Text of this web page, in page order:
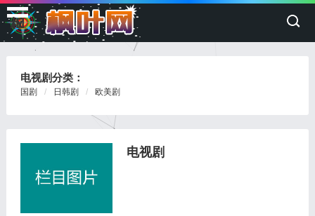
枫
网电视剧分类：
国剧 日韩剧 欧美剧
电视剧